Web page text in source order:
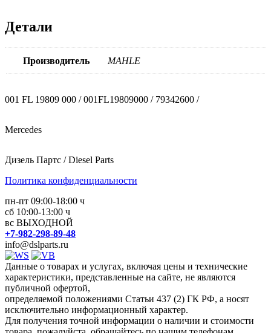
Детали
Производитель MAHLE
001 FL 19809 000 / 001FL19809000 / 79342600 /
Mercedes
Дизель Партс / Diesel Parts
Политика конфиденциальности
пн-пт 09:00-18:00 ч
сб 10:00-13:00 ч
вс ВЫХОДНОЙ
+7-982-298-89-48
info@dslparts.ru
Данные о товарах и услугах, включая цены и технические
характеристики, представленные на сайте, не являются
публичной офертой,
определяемой положениями Статьи 437 (2) ГК РФ, а носят
исключительно информационный характер.
Для получения точной информации о наличии и стоимости